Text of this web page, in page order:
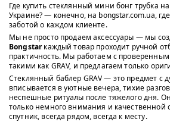
Где купить стеклянный мини бонг трубка
Украине? — конечно, на bongstar.com.ua,
заботой о каждом клиенте.
Мы не просто продаем аксессуары — мы
Bongstarкаждый товар проходит ручной
практичность. Мы работаем с
такими как GRAV, и предлагаем только
Стеклянный баблер GRAV — это предмет с
вписывается в уютные вечера, тихие
неспешные ритуалы после тяжелого дня.
только немного внимания и
спутник, всегда рядом, всегда к месту.